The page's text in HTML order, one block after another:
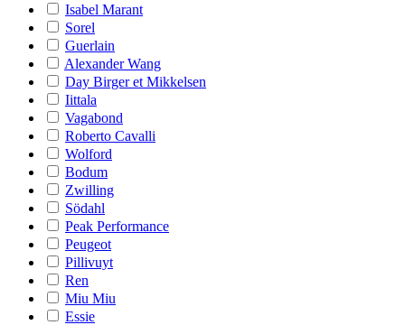
Isabel Marant
Sorel
Guerlain
Alexander Wang
Day Birger et Mikkelsen
Iittala
Vagabond
Roberto Cavalli
Wolford
Bodum
Zwilling
Södahl
Peak Performance
Peugeot
Pillivuyt
Ren
Miu Miu
Essie